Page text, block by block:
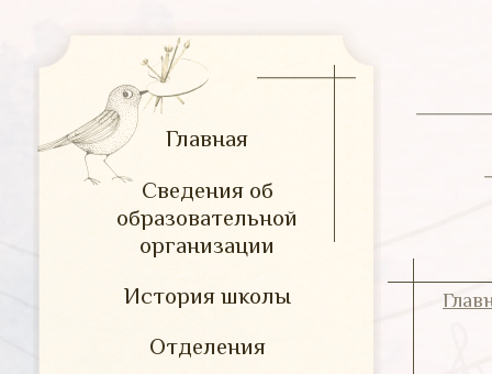
Главная
Сведения об
образовательной
организации
История школы
Отделения